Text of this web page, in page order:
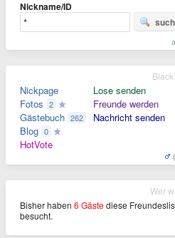
Nickname/ID
Nickpage
Fotos 2
Gästebuch 262
Blog 0
HotVote
Lose senden
Freunde werden
Nachricht senden
Bisher haben 6 Gästediese
besucht.
Wer